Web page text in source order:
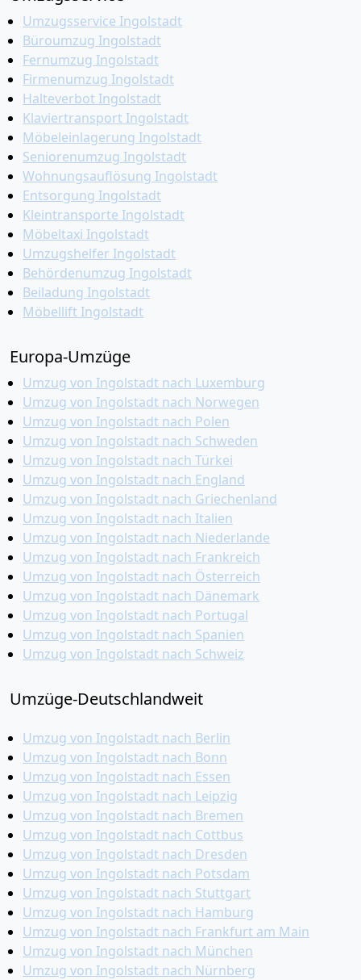
Umzugsservice Ingolstadt
Büroumzug Ingolstadt
Fernumzug Ingolstadt
Firmenumzug Ingolstadt
Halteverbot Ingolstadt
Klaviertransport Ingolstadt
Möbeleinlagerung Ingolstadt
Seniorenumzug Ingolstadt
Wohnungsauflösung Ingolstadt
Entsorgung Ingolstadt
Kleintransporte Ingolstadt
Möbeltaxi Ingolstadt
Umzugshelfer Ingolstadt
Behördenumzug Ingolstadt
Beiladung Ingolstadt
Möbellift Ingolstadt
Europa-Umzüge
Umzug von Ingolstadt nach Luxemburg
Umzug von Ingolstadt nach Norwegen
Umzug von Ingolstadt nach Polen
Umzug von Ingolstadt nach Schweden
Umzug von Ingolstadt nach Türkei
Umzug von Ingolstadt nach England
Umzug von Ingolstadt nach Griechenland
Umzug von Ingolstadt nach Italien
Umzug von Ingolstadt nach Niederlande
Umzug von Ingolstadt nach Frankreich
Umzug von Ingolstadt nach Österreich
Umzug von Ingolstadt nach Dänemark
Umzug von Ingolstadt nach Portugal
Umzug von Ingolstadt nach Spanien
Umzug von Ingolstadt nach Schweiz
Umzüge-Deutschlandweit
Umzug von Ingolstadt nach Berlin
Umzug von Ingolstadt nach Bonn
Umzug von Ingolstadt nach Essen
Umzug von Ingolstadt nach Leipzig
Umzug von Ingolstadt nach Bremen
Umzug von Ingolstadt nach Cottbus
Umzug von Ingolstadt nach Dresden
Umzug von Ingolstadt nach Potsdam
Umzug von Ingolstadt nach Stuttgart
Umzug von Ingolstadt nach Hamburg
Umzug von Ingolstadt nach Frankfurt am Main
Umzug von Ingolstadt nach München
Umzug von Ingolstadt nach Nürnberg